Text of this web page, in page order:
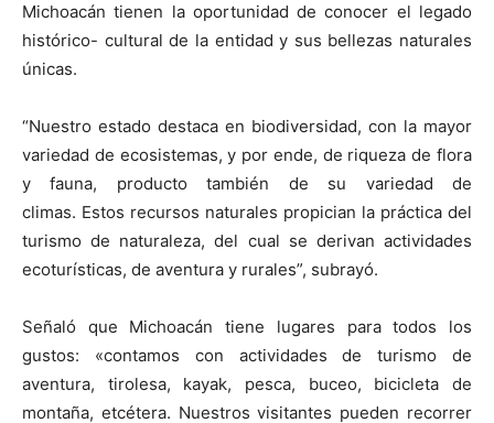
Michoacán tienen la oportunidad de conocer el legado
histórico- cultural de la entidad y sus bellezas naturales
únicas.
“Nuestro estado destaca en biodiversidad, con la mayor
variedad de ecosistemas, y por ende, de riqueza de flora
y fauna, producto también de su variedad de
climas. Estos recursos naturales propician la práctica del
turismo de naturaleza, del cual se derivan actividades
ecoturísticas, de aventura y rurales”, subrayó.
Señaló que Michoacán tiene lugares para todos los
gustos: «contamos con actividades de turismo de
aventura, tirolesa, kayak, pesca, buceo, bicicleta de
montaña, etcétera. Nuestros visitantes pueden recorrer